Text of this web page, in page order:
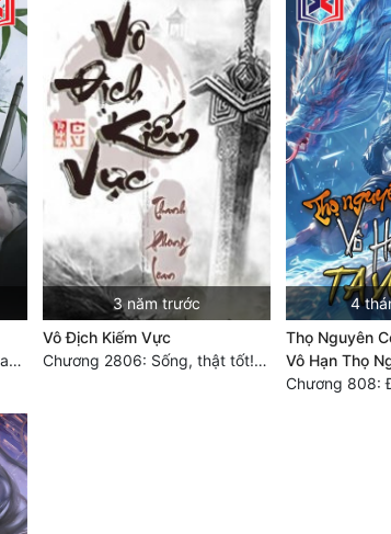
Chương 3574 Cùng chung tay, thành công (2/2)
3 năm trước
Vô Địch Kiếm Vực
Chương 2806: Sống, thật tốt! (Đại kết cục)
4
Thọ Nguyên
Vô Hạn Thọ